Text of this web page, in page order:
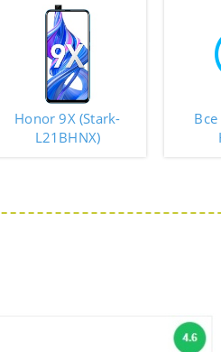
Honor 9X (Stark-
L21BHNX)